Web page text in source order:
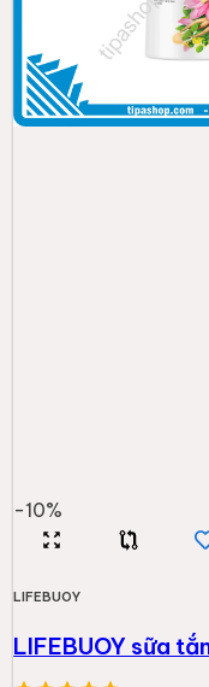
-10%
LIFEBUOY
LIFEBUOY sữa